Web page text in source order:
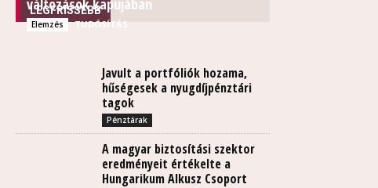
LEGFRISSEBB
változások kapujában
Elemzés TUDÓSÍTÁS
Javult a portfóliók hozama,
hűségesek a nyugdíjpénztári
tagok
Pénztárak
A magyar biztosítási szektor
eredményeit értékelte a
Hungarikum Alkusz Csoport